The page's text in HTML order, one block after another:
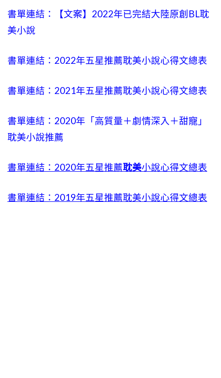
書單連結：【文案】2022年已完結大陸原創BL耽
美小說
書單連結：2022年五星推薦耽美小說心得文總表
書單連結：2021年五星推薦耽美小說心得文總表
書單連結：2020年「高質量＋劇情深入＋甜寵」
耽美小說推薦
書單連結：2020年五星推薦耽美小說心得文總表
書單連結：2019年五星推薦耽美小說心得文總表